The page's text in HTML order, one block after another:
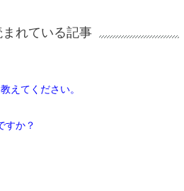
れている記事
えてください。
すか？